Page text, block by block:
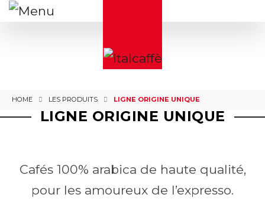
HOME LES PRODUITS LIGNE ORIGINE UNIQUE
LIGNE ORIGINE UNIQUE
Cafés 100% arabica de haute qualité,
pour les amoureux de l’expresso.